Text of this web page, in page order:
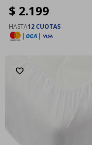
Dreamzone
$ 2.199
HASTA12 CUOTAS
|
|